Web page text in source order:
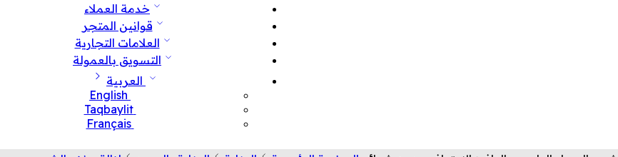
خدمة العملاء
قوانين المتجر
العلامات التجارية
التسويق بالعمولة
العربية
English
Taqbaylit
Français